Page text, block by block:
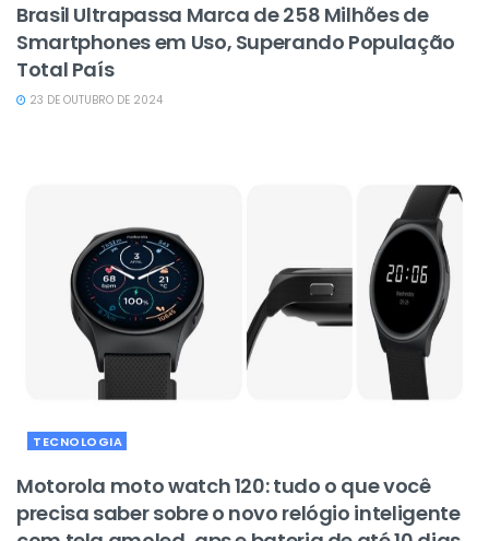
Brasil Ultrapassa Marca de 258 Milhões de
Smartphones em Uso, Superando População
Total País
23 DE OUTUBRO DE 2024
TECNOLOGIA
Motorola moto watch 120: tudo o que você
precisa saber sobre o novo relógio inteligente